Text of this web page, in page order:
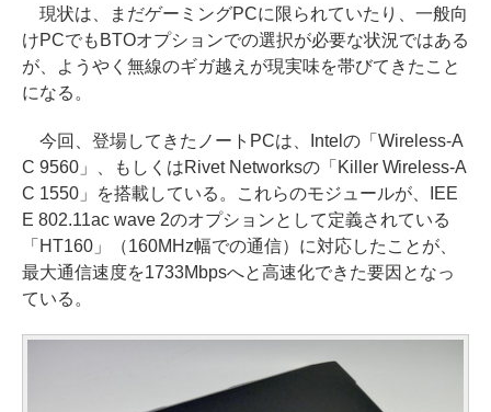
現状は、まだゲーミングPCに限られていたり、一般向
けPCでもBTOオプションでの選択が必要な状況ではある
が、ようやく無線のギガ越えが現実味を帯びてきたこと
になる。
今回、登場してきたノートPCは、Intelの「Wireless-A
C 9560」、もしくはRivet Networksの「Killer Wireless-A
C 1550」を搭載している。これらのモジュールが、IEE
E 802.11ac wave 2のオプションとして定義されている
「HT160」（160MHz幅での通信）に対応したことが、
最大通信速度を1733Mbpsへと高速化できた要因となっ
ている。